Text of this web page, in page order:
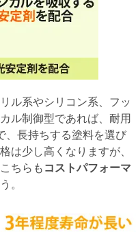
ル系やシリコン系、フッ
ル制御型であれば、耐用
、長持ちする塗料を選び
は少し高くなりますが、
ちらも コストパフォーマ
。